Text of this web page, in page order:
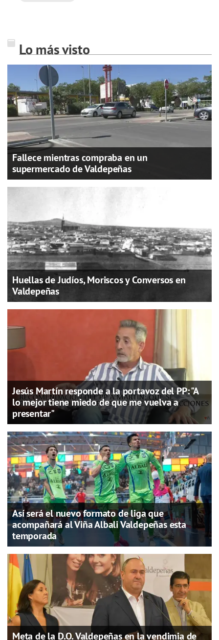
Lo más visto
Fallece mientras compraba en un
supermercado de Valdepeñas
Huellas de Judíos, Moriscos y Conversos en
Valdepeñas
Jesús Martín responde a la portavoz del PP: "A
lo mejor tiene miedo de que me vuelva a
presentar"
Así será el nuevo formato de liga que
acompañará al Viña Albali Valdepeñas esta
temporada
Meta de la D.O. Valdepeñas en la vendimia de